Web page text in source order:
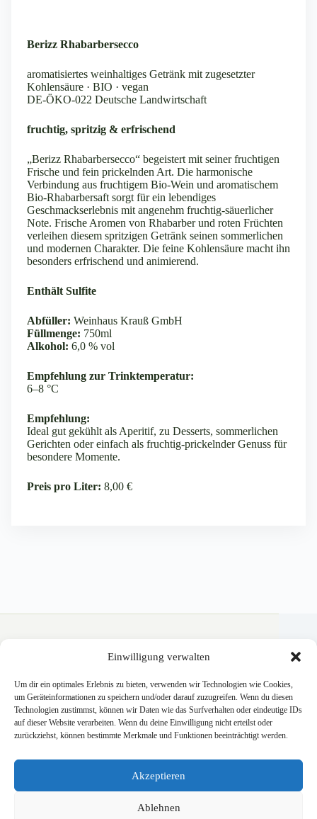
Einwilligung verwalten
Um dir ein optimales Erlebnis zu bieten, verwenden wir Technologien wie Cookies,
um Geräteinformationen zu speichern und/oder darauf zuzugreifen. Wenn du diesen
Technologien zustimmst, können wir Daten wie das Surfverhalten oder eindeutige IDs
auf dieser Website verarbeiten. Wenn du deine Einwilligung nicht erteilst oder
zurückziehst, können bestimmte Merkmale und Funktionen beeinträchtigt werden.
Akzeptieren
Ablehnen
Berizz Rhabarbersecco
aromatisiertes weinhaltiges Getränk mit zugesetzter
Kohlensäure · BIO · vegan
DE-ÖKO-022 Deutsche Landwirtschaft
fruchtig, spritzig & erfrischend
„Berizz Rhabarbersecco“ begeistert mit seiner fruchtigen
Frische und fein prickelnden Art. Die harmonische
Verbindung aus fruchtigem Bio-Wein und aromatischem
Bio-Rhabarbersaft sorgt für ein lebendiges
Geschmackserlebnis mit angenehm fruchtig-säuerlicher
Note. Frische Aromen von Rhabarber und roten Früchten
verleihen diesem spritzigen Getränk seinen sommerlichen
und modernen Charakter. Die feine Kohlensäure macht ihn
besonders erfrischend und animierend.
Enthält Sulfite
Abfüller: Weinhaus Krauß GmbH
Füllmenge: 750ml
Alkohol: 6,0 % vol
Empfehlung zur Trinktemperatur:
6–8 °C
Empfehlung:
Ideal gut gekühlt als Aperitif, zu Desserts, sommerlichen
Gerichten oder einfach als fruchtig-prickelnder Genuss für
besondere Momente.
Preis pro Liter: 8,00 €
Weingut Krauss
Wein, Genuss und Urlaub im Zellertal.
KONTAKT IMPRESSUM
DATENSCHUTZ AGB